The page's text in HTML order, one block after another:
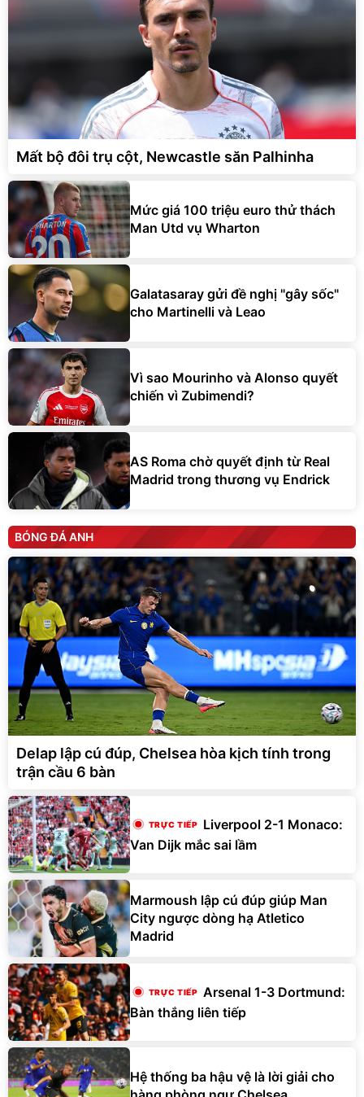
Mất bộ đôi trụ cột, Newcastle săn Palhinha
Mức giá 100 triệu euro thử thách
Man Utd vụ Wharton
Galatasaray gửi đề nghị "gây sốc"
cho Martinelli và Leao
Vì sao Mourinho và Alonso quyết
chiến vì Zubimendi?
AS Roma chờ quyết định từ Real
Madrid trong thương vụ Endrick
BÓNG ĐÁ ANH
Delap lập cú đúp, Chelsea hòa kịch tính trong
trận cầu 6 bàn
Liverpool 2-1 Monaco:
Van Dijk mắc sai lầm
Marmoush lập cú đúp giúp Man
City ngược dòng hạ Atletico
Madrid
Arsenal 1-3 Dortmund:
Bàn thắng liên tiếp
Hệ thống ba hậu vệ là lời giải cho